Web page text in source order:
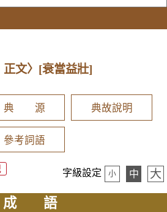
文〉 [衰當益壯]
典 源 典故說明
參考詞語
字級設定 小 中 大
成 語